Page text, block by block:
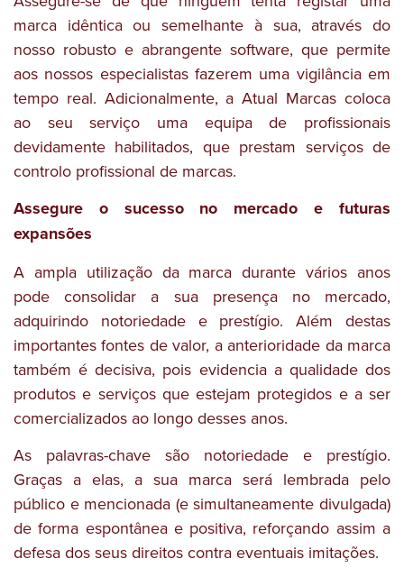
marca idêntica ou semelhante à sua, através do
nosso robusto e abrangente software, que permite
aos nossos especialistas fazerem uma vigilância em
tempo real. Adicionalmente, a Atual Marcas coloca
ao seu serviço uma equipa de profissionais
devidamente habilitados, que prestam serviços de
controlo profissional de marcas.
Assegure o sucesso no mercado e futuras
expansões
A ampla utilização da marca durante vários anos
pode consolidar a sua presença no mercado,
adquirindo notoriedade e prestígio. Além destas
importantes fontes de valor, a anterioridade da marca
também é decisiva, pois evidencia a qualidade dos
produtos e serviços que estejam protegidos e a ser
comercializados ao longo desses anos.
As palavras-chave são notoriedade e prestígio.
Graças a elas, a sua marca será lembrada pelo
público e mencionada (e simultaneamente divulgada)
de forma espontânea e positiva, reforçando assim a
defesa dos seus direitos contra eventuais imitações.